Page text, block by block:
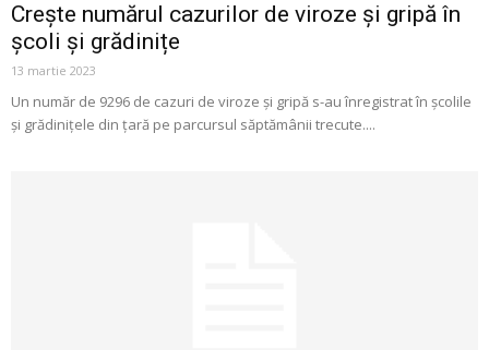
Crește numărul cazurilor de viroze și gripă în
școli și grădinițe
13 martie 2023
Un număr de 9296 de cazuri de viroze și gripă s-au înregistrat în școlile
și grădinițele din țară pe parcursul săptămânii trecute....